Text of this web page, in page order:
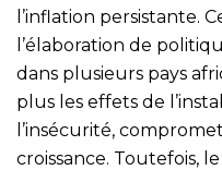
l’inflation persistante.
l’élaboration de
dans plusieurs pays
plus les effets de
l’insécurité,
croissance. Toutefois,